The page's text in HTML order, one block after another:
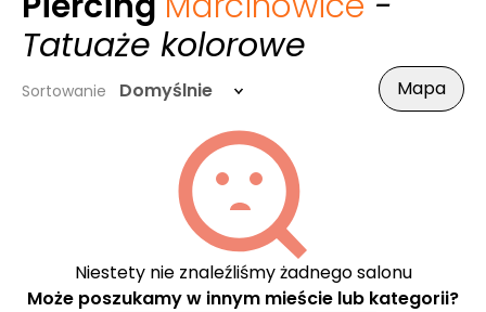
Tatuaże kolorowe
Sortowanie Domyślnie Mapa
Niestety nie znaleźliśmy żadnego salonu
Może poszukamy w innym mieście lub kategorii?